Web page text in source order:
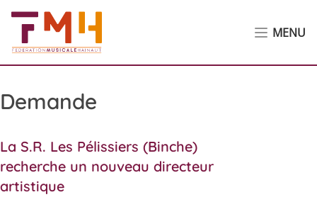
MENU
Demande
La S.R. Les Pélissiers (Binche)
recherche un nouveau directeur
artistique